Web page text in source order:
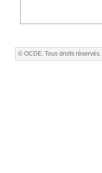
© OCDE. Tous droits réservés.